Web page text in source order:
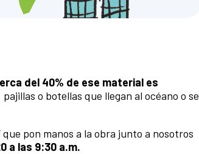
del 40% de ese material es
o botellas que llegan al océano o se
pon manos a la obra junto a nosotros
a las 9:30 a.m.